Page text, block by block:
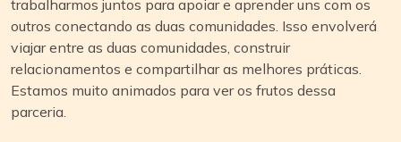
trabalharmos juntos para apoiar e aprender uns com os
outros conectando as duas comunidades. Isso envolverá
viajar entre as duas comunidades, construir
relacionamentos e compartilhar as melhores práticas.
Estamos muito animados para ver os frutos dessa
parceria.